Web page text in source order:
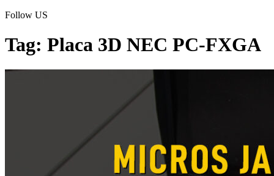
Follow US
Tag: Placa 3D NEC PC-FXGA